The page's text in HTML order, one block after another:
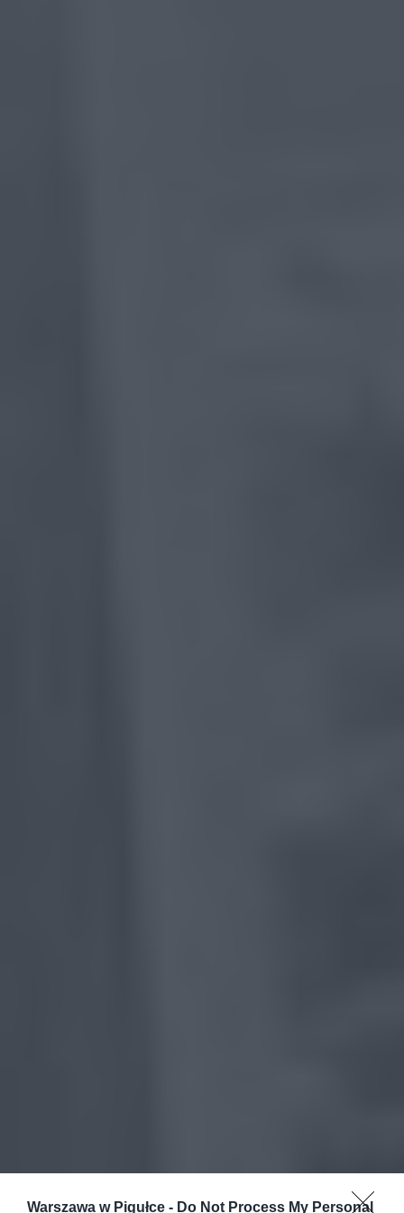
Warszawa w Pigułce - Do Not Process My Personal